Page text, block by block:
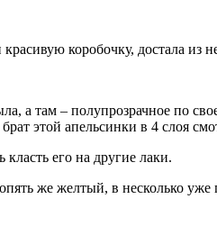
коробочку, достала из
а там – полупрозрачное по
этой апельсинки в 4 слоя
его на другие лаки.
же желтый, в несколько